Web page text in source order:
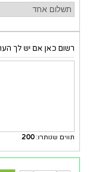
רשום כאן אם יש לך
תווים שנותרו:200